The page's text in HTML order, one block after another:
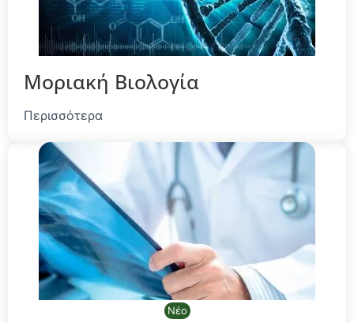
Μοριακή Βιολογία
Περισσότερα
Νέο